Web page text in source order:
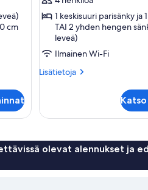
cm
kuvat
1 keskisuuri parisänky ja
TAI 2 yhden hengen
leveä)
Ilmainen Wi-Fi
Lisätietoja
Lisätietoja
superior-
olevat alennukset ja